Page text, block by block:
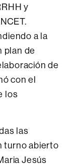
y
a la
plan de
de
con el
los
las
turno abierto
Jesús